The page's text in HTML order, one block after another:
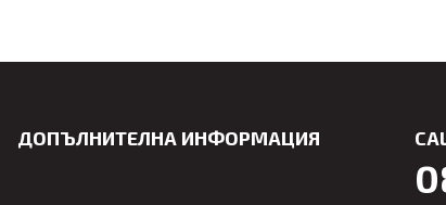
ДОПЪЛНИТЕЛНА ИНФОРМАЦИЯ